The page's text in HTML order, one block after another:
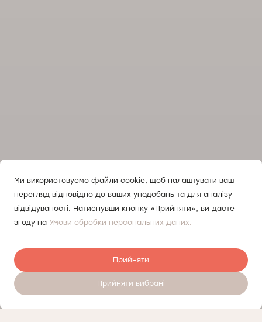
Ми використовуємо файли cookie, щоб налаштувати ваш
перегляд відповідно до ваших уподобань та для аналізу
відвідуваності. Натиснувши кнопку «Прийняти», ви даєте
згоду на Умови обробки персональних даних.
Прийняти
Прийняти вибрані
Записатись на прийом 24/7